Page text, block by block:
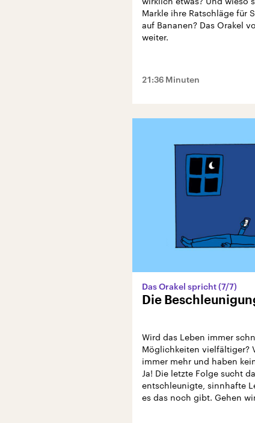
Markle ihre Ratschläge für
auf Bananen? Das Orakel
weiter.
21:36 Minuten
Das Orakel spricht (7/7)
Die
Wird das Leben immer
Möglichkeiten vielfältiger?
immer mehr und haben
Ja! Die letzte Folge sucht
entschleunigte, sinnhafte
es das noch gibt. Gehen